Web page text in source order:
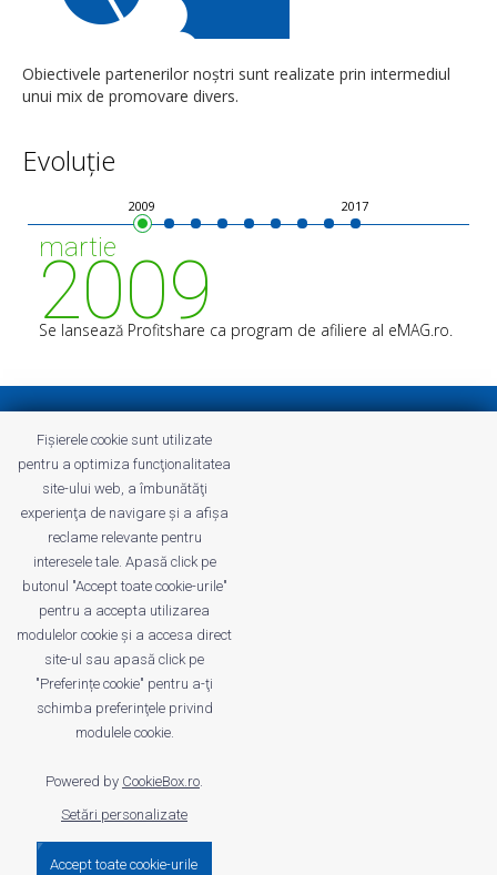
Obiectivele partenerilor noștri sunt realizate prin intermediul
unui mix de promovare divers.
Evoluție
martie
2009
Se lansează Profitshare ca program de afiliere al eMAG.ro.
2009 2017
Termeni și Condiții Profitshare
Întrebări frecvente
Politica de confidenţialitate
Cariere
profitshare.ro
© 2026
Fișierele cookie sunt utilizate
pentru a optimiza funcţionalitatea
site-ului web, a îmbunătăţi
experienţa de navigare şi a afişa
reclame relevante pentru
interesele tale. Apasă click pe
butonul "Accept toate cookie-urile"
pentru a accepta utilizarea
modulelor cookie şi a accesa direct
site-ul sau apasă click pe
"Preferințe cookie" pentru a-ţi
schimba preferinţele privind
modulele cookie.
Powered by CookieBox.ro.
Setări personalizate
Accept toate cookie-urile